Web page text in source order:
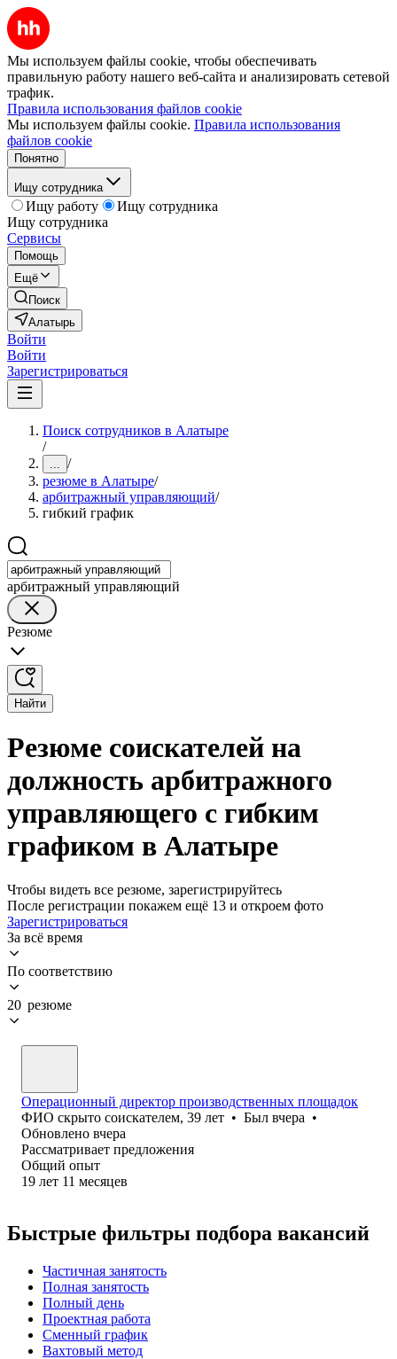
Мы используем файлы cookie, чтобы обеспечивать
правильную работу нашего веб-сайта и анализировать сетевой
трафик.
Правила использования файлов cookie
Мы используем файлы cookie. Правила использования
файлов cookie
Понятно
Ищу сотрудника
Ищу работу
Ищу сотрудника
Ищу сотрудника
Сервисы
Помощь
Ещё
Поиск
Алатырь
Войти
Войти
Зарегистрироваться
Поиск сотрудников в Алатыре
/
... /
резюме в Алатыре/
арбитражный управляющий/
гибкий график
арбитражный управляющий
Резюме
Найти
Резюме соискателей на
должность арбитражного
управляющего с гибким
графиком в Алатыре
Чтобы видеть все резюме, зарегистрируйтесь
После регистрации покажем ещё 13 и откроем фото
Зарегистрироваться
За всё время
По соответствию
20 резюме
Операционный директор производственных площадок
ФИО скрыто соискателем, 39 лет • Был вчера •
Обновлено вчера
Рассматривает предложения
Общий опыт
19 лет 11 месяцев
Быстрые фильтры подбора вакансий
Частичная занятость
Полная занятость
Полный день
Проектная работа
Сменный график
Вахтовый метод